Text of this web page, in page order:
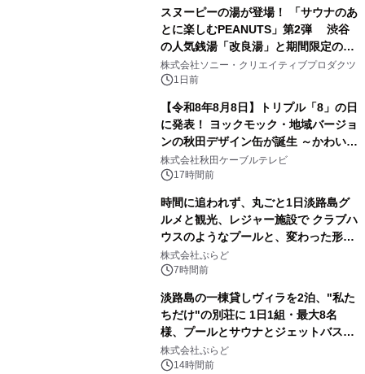
スヌーピーの湯が登場！ 「サウナのあ
とに楽しむPEANUTS」第2弾 渋谷
の人気銭湯「改良湯」と期間限定のコ
ラボレーション サウナイキタイコラ
ボグッズも発売決定！
株式会社ソニー・クリエイティブプロダクツ
1日前
【令和8年8月8日】トリプル「8」の日
に発表！ ヨックモック・地域バージョ
ンの秋田デザイン缶が誕生 ～かわいい
秋田犬の子犬と秋田の四季と名所を巡
るパッケージ～ 9月1日(火)秋田県内で
販売開始
株式会社秋田ケーブルテレビ
17時間前
時間に追われず、丸ごと1日淡路島グ
ルメと観光、レジャー施設で クラブハ
ウスのようなプールと、変わった形の
サウナも 「THE BOXY AWAJI」のお
得な素泊まり連泊プランで
株式会社ぷらど
7時間前
淡路島の一棟貸しヴィラを2泊、"私た
ちだけ"の別荘に 1日1組・最大8名
様、プールとサウナとジェットバス付
きで Villa Mon Temps AWAJIの連泊
素泊りプラン
株式会社ぷらど
14時間前